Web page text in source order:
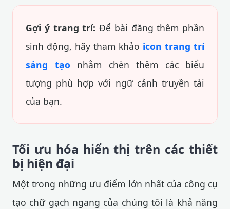
Gợi ý trang trí: Để bài đăng thêm phần
sinh động, hãy tham khảo icon trang trí
sáng tạo nhằm chèn thêm các biểu
tượng phù hợp với ngữ cảnh truyền tải
của bạn.
Tối ưu hóa hiển thị trên các thiết
bị hiện đại
Một trong những ưu điểm lớn nhất của công cụ
tạo chữ gạch ngang của chúng tôi là khả năng